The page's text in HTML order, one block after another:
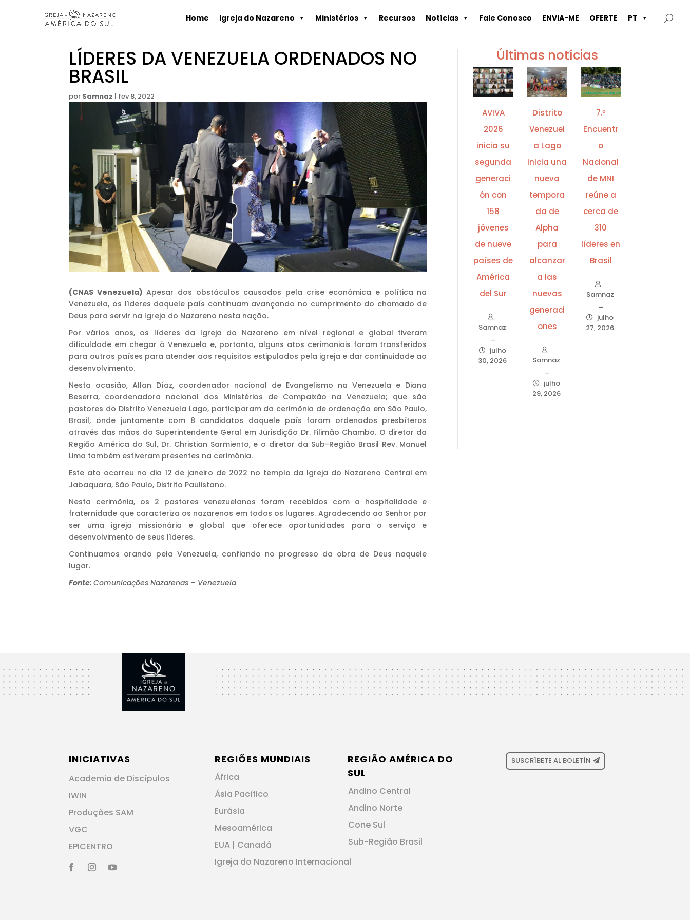
Home Igreja do Nazareno Ministérios Recursos Notícias Fale Conosco ENVIA-ME OFERTE PT
LÍDERES DA VENEZUELA ORDENADOS NO
BRASIL
por Samnaz | fev 8, 2022
(CNAS Venezuela)Apesar dos obstáculos causados ​​pela crise econômica e política na
Venezuela, os líderes daquele país continuam avançando no cumprimento do chamado de
Deus para servir na Igreja do Nazareno nesta nação.
Por vários anos, os líderes da Igreja do Nazareno em nível regional e global tiveram
dificuldade em chegar à Venezuela e, portanto, alguns atos cerimoniais foram transferidos
para outros países para atender aos requisitos estipulados pela igreja e dar continuidade ao
desenvolvimento.
Nesta ocasião, Allan Díaz, coordenador nacional de Evangelismo na Venezuela e Diana
Beserra, coordenadora nacional dos Ministérios de Compaixão na Venezuela; que são
pastores do Distrito Venezuela Lago, participaram da cerimônia de ordenação em São Paulo,
Brasil, onde juntamente com 8 candidatos daquele país foram ordenados presbíteros
através das mãos do Superintendente Geral em Jurisdição Dr. Filimão Chambo. O diretor da
Região América do Sul, Dr. Christian Sarmiento, e o diretor da Sub-Região Brasil Rev. Manuel
Lima também estiveram presentes na cerimônia.
Este ato ocorreu no dia 12 de janeiro de 2022 no templo da Igreja do Nazareno Central em
Jabaquara, São Paulo, Distrito Paulistano.
Nesta cerimônia, os 2 pastores venezuelanos foram recebidos com a hospitalidade e
fraternidade que caracteriza os nazarenos em todos os lugares. Agradecendo ao Senhor por
ser uma igreja missionária e global que oferece oportunidades para o serviço e
desenvolvimento de seus líderes.
Continuamos orando pela Venezuela, confiando no progresso da obra de Deus naquele
lugar.
Fonte:Comunicações Nazarenas – Venezuela
Últimas notícias
AVIVA
2026
inicia su
segunda
generaci
ón con
158
jóvenes
de nueve
países de
América
del Sur
Samnaz
–
julho
30, 2026
Distrito
Venezuel
a Lago
inicia una
nueva
tempora
da de
Alpha
para
alcanzar
a las
nuevas
generaci
ones
Samnaz
–
julho
29, 2026
7.º
Encuentr
o
Nacional
de MNI
reúne a
cerca de
310
líderes en
Brasil
Samnaz
–
julho
27, 2026
INICIATIVAS
Academia de Discípulos
IWIN
Produções SAM
VGC
EPICENTRO
REGIÕES MUNDIAIS
África
Ásia Pacífico
Eurásia
Mesoamérica
EUA | Canadá
Igreja do Nazareno Internacional
REGIÃO AMÉRICA DO
SUL
Andino Central
Andino Norte
Cone Sul
Sub-Região Brasil
SUSCRÍBETE AL BOLETÍN